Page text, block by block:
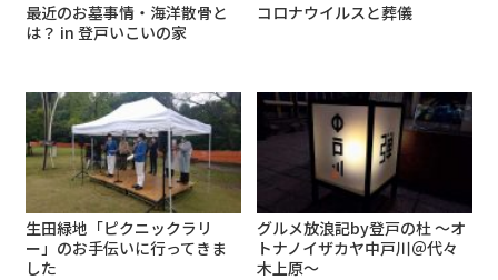
最近のお墓事情・海洋散骨と
は？ in 登戸いこいの家
コロナウイルスと葬儀
生田緑地「ピクニックラリ
ー」のお手伝いに行ってきま
した
グルメ放浪記by登戸の杜 ～オ
トナノイザカヤ中戸川＠代々
木上原～